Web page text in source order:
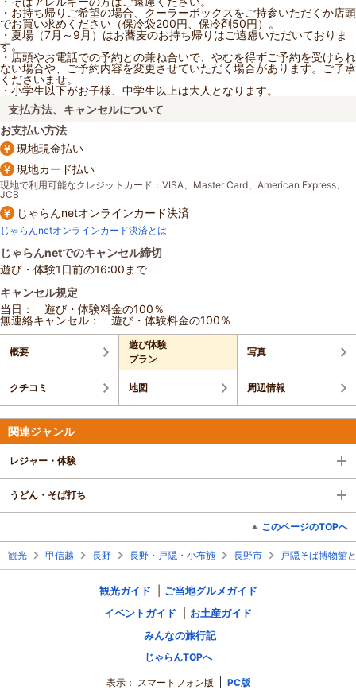
・お持ち帰りご希望の場合、クーラーボックスをご持参いただくか店頭
でお買い求めください（保冷袋200円、保冷剤50円）。
・夏場（7月～9月）はお蕎麦のお持ち帰りはご遠慮いただいておりま
す。
・店頭やお電話での予約との兼ね合いで、やむを得ずご予約を受けられ
ない場合や、ご予約内容を変更させていただく場合があります。ご了承
くださいませ。
・小学生以下がお子様、中学生以上は大人となります。
支払方法、キャンセルについて
お支払い方法
現地現金払い
現地カード払い
現地で利用可能なクレジットカード：VISA、Master Card、American Express、
JCB
じゃらんnetオンラインカード決済
じゃらんnetオンラインカード決済とは
じゃらんnetでのキャンセル締切
遊び・体験1日前の16:00まで
キャンセル規定
当日： 遊び・体験料金の100％
無連絡キャンセル： 遊び・体験料金の100％
概要
遊び体験
プラン
写真
クチコミ 地図 周辺情報
関連ジャンル
レジャー・体験
うどん・そば打ち
このページのTOPへ
観光 甲信越 長野 長野・戸隠・小布施 長野市 戸隠そば博物館
観光ガイド
ご当地グルメガイド
イベントガイド
お土産ガイド
みんなの旅行記
じゃらんTOPへ
表示： スマートフォン版 PC版